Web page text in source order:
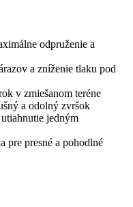
odpruženie a
a zníženie tlaku pod
v zmiešanom teréne
a odolný zvršok
jedným
presné a pohodlné